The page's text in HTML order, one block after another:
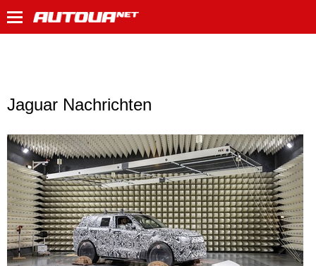
Jaguar Nachrichten